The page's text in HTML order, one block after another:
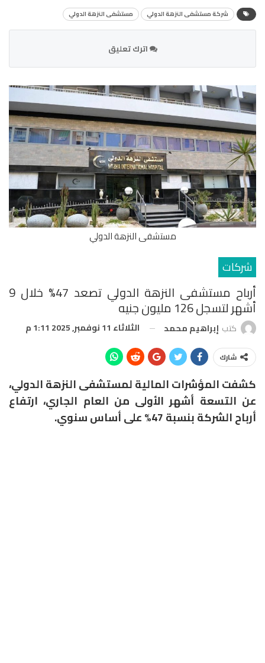
شركة مستشفى النزهة الدولي مستشفى النزهة الدولي
اترك تعليق
مستشفى النزهة الدولي
شركات
أرباح مستشفى النزهة الدولي تصعد 47% خلال 9
أشهر لتسجل 126 مليون جنيه
كتب إبراهيم محمد الثلاثاء 11 نوفمبر, 2025 1:11 م
شارك
كشفت المؤشرات المالية لمستشفى النزهة الدولي،
عن التسعة أشهر الأولى من العام الجاري، ارتفاع
أرباح الشركة بنسبة 47% على أساس سنوي.